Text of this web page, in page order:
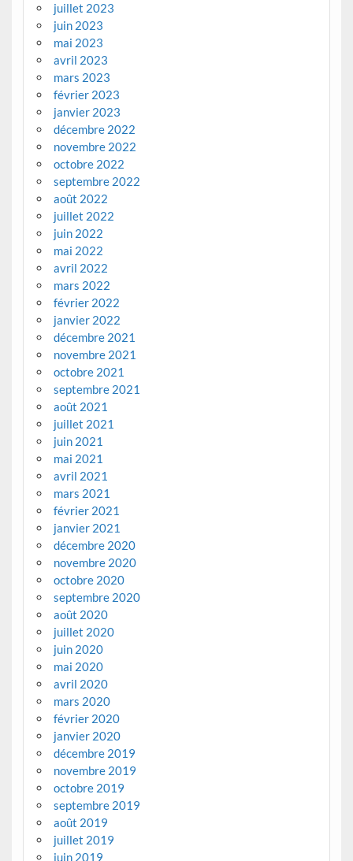
juillet 2023
juin 2023
mai 2023
avril 2023
mars 2023
février 2023
janvier 2023
décembre 2022
novembre 2022
octobre 2022
septembre 2022
août 2022
juillet 2022
juin 2022
mai 2022
avril 2022
mars 2022
février 2022
janvier 2022
décembre 2021
novembre 2021
octobre 2021
septembre 2021
août 2021
juillet 2021
juin 2021
mai 2021
avril 2021
mars 2021
février 2021
janvier 2021
décembre 2020
novembre 2020
octobre 2020
septembre 2020
août 2020
juillet 2020
juin 2020
mai 2020
avril 2020
mars 2020
février 2020
janvier 2020
décembre 2019
novembre 2019
octobre 2019
septembre 2019
août 2019
juillet 2019
juin 2019